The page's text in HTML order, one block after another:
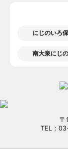
にじのいろ
南大泉にじ
〒
TEL：